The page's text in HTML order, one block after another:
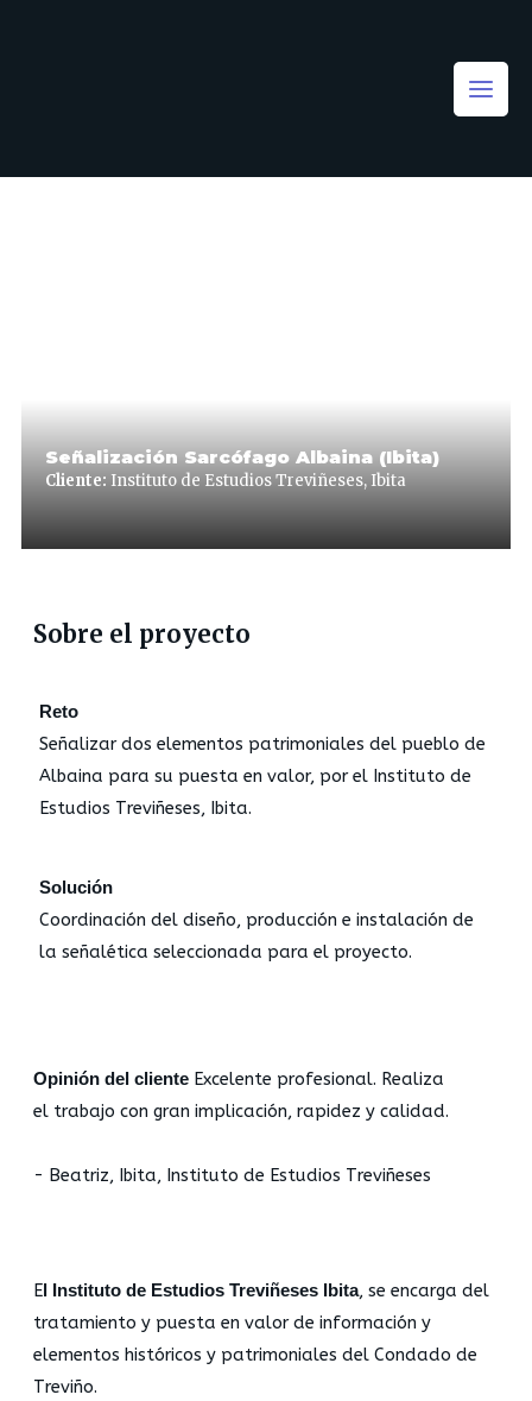
Señalización Sarcófago Albaina (Ibita)
Cliente: Instituto de Estudios Treviñeses, Ibita
Sobre el proyecto
Reto
Señalizar dos elementos patrimoniales del pueblo de
Albaina para su puesta en valor, por el Instituto de
Estudios Treviñeses, Ibita.
Solución
Coordinación del diseño, producción e instalación de
la señalética seleccionada para el proyecto.
Opinión del clienteExcelente profesional. Realiza
el trabajo con gran implicación, rapidez y calidad.
- Beatriz, Ibita, Instituto de Estudios Treviñeses
El Instituto de Estudios Treviñeses Ibita, se encarga del
tratamiento y puesta en valor de información y
elementos históricos y patrimoniales del Condado de
Treviño.